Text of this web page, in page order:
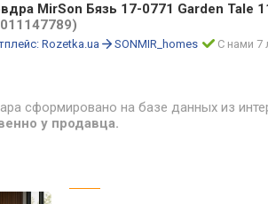
MirSon Бязь 17-0771 Garden Tale
Rozetka.ua SONMIR_homes С нами 7
сформировано на базе данных из
у продавца.